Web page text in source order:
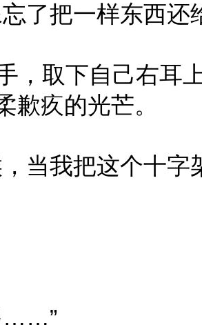
了把一样东西
，取下自己右耳
歉疚的光芒。
当我把这个十字
……”